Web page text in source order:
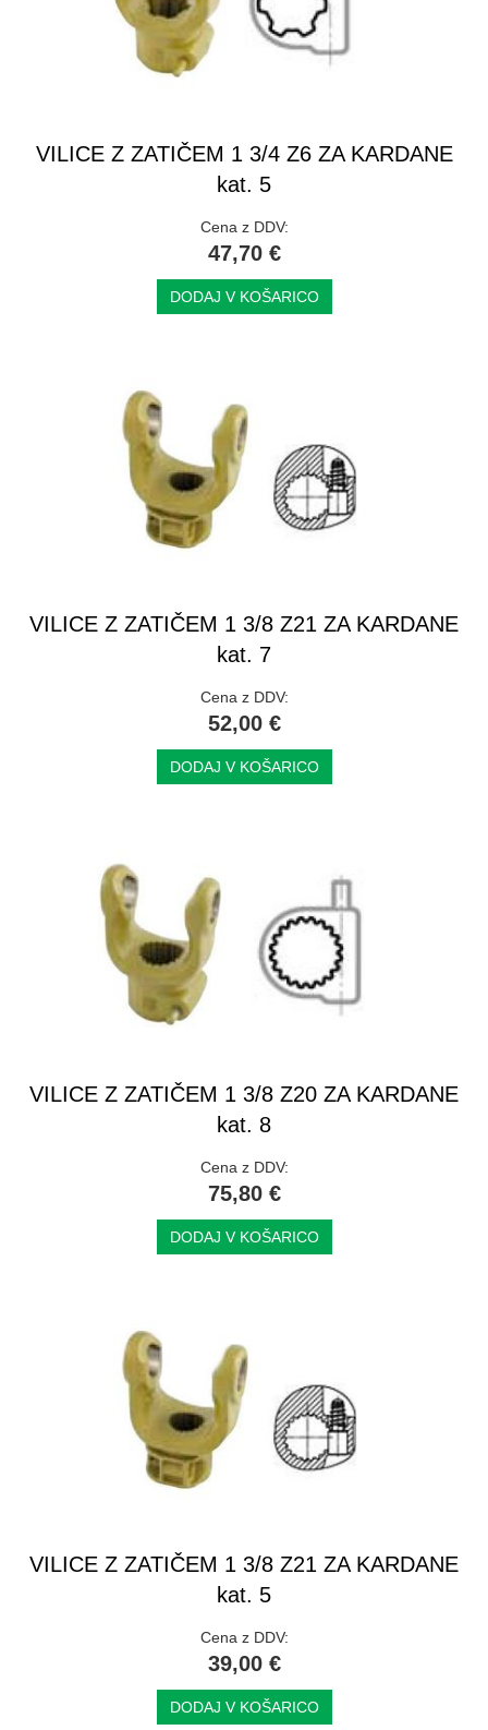
VILICE Z ZATIČEM 1 3/4 Z6 ZA KARDANE
kat. 5
Cena z DDV:
47,70 €
DODAJ V KOŠARICO
VILICE Z ZATIČEM 1 3/8 Z21 ZA KARDANE
kat. 7
Cena z DDV:
52,00 €
DODAJ V KOŠARICO
VILICE Z ZATIČEM 1 3/8 Z20 ZA KARDANE
kat. 8
Cena z DDV:
75,80 €
DODAJ V KOŠARICO
VILICE Z ZATIČEM 1 3/8 Z21 ZA KARDANE
kat. 5
Cena z DDV:
39,00 €
DODAJ V KOŠARICO